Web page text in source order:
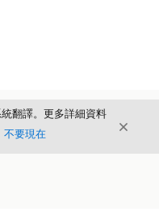
翻譯。更多詳細資料
不要現在 結束